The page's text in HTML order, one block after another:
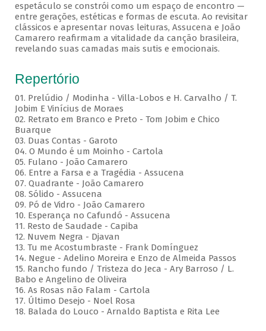
espetáculo se constrói como um espaço de encontro —
entre gerações, estéticas e formas de escuta. Ao revisitar
clássicos e apresentar novas leituras, Assucena e João
Camarero reafirmam a vitalidade da canção brasileira,
revelando suas camadas mais sutis e emocionais.
Repertório
01. Prelúdio / Modinha - Villa-Lobos e H. Carvalho / T.
Jobim E Vinícius de Moraes
02. Retrato em Branco e Preto - Tom Jobim e Chico
Buarque
03. Duas Contas - Garoto
04. O Mundo é um Moinho - Cartola
05. Fulano - João Camarero
06. Entre a Farsa e a Tragédia - Assucena
07. Quadrante - João Camarero
08. Sólido - Assucena
09. Pó de Vidro - João Camarero
10. Esperança no Cafundó - Assucena
11. Resto de Saudade - Capiba
12. Nuvem Negra - Djavan
13. Tu me Acostumbraste - Frank Domínguez
14. Negue - Adelino Moreira e Enzo de Almeida Passos
15. Rancho fundo / Tristeza do Jeca - Ary Barroso / L.
Babo e Angelino de Oliveira
16. As Rosas não Falam - Cartola
17. Último Desejo - Noel Rosa
18. Balada do Louco - Arnaldo Baptista e Rita Lee